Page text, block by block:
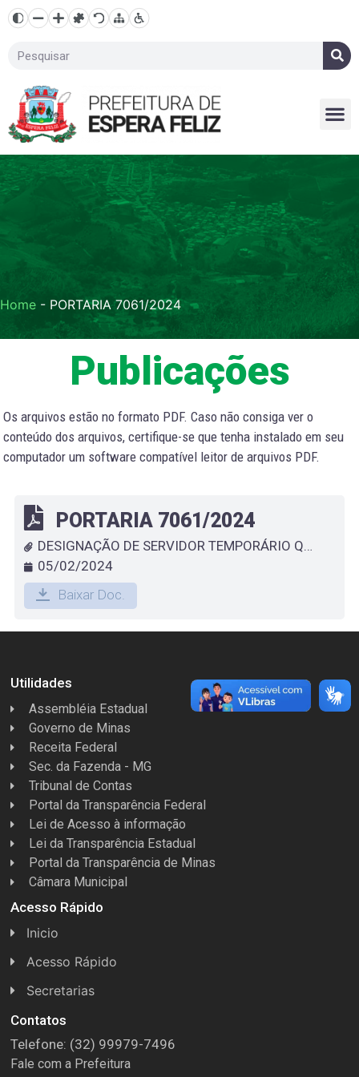
Home - PORTARIA 7061/2024
Publicações
Os arquivos estão no formato PDF. Caso não consiga ver o
conteúdo dos arquivos, certifique-se que tenha instalado em seu
computador um software compatível leitor de arquivos PDF.
PORTARIA 7061/2024
DESIGNAÇÃO DE SERVIDOR TEMPORÁRIO QUE ESPECIFICA - VANIA RORIGUES DA SILVA
05/02/2024
Baixar Doc.
Utilidades
Assembléia Estadual
Governo de Minas
Receita Federal
Sec. da Fazenda - MG
Tribunal de Contas
Portal da Transparência Federal
Lei de Acesso à informação
Lei da Transparência Estadual
Portal da Transparência de Minas
Câmara Municipal
Acesso Rápido
Inicio
Acesso Rápido
Concursos
Conselhos
Espera Feliz Antigamente
Secretarias
Licitações
Secretaria de Esportes
Contatos
Telefone: (32) 99979-7496
Fale com a Prefeitura